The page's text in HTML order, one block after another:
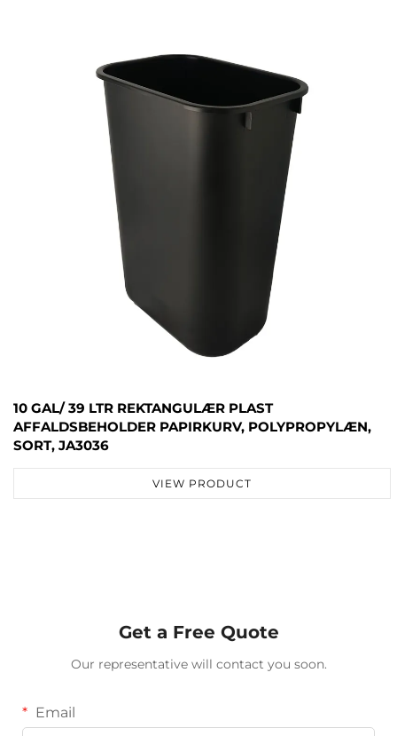
10 GAL/ 39 LTR REKTANGULÆR PLAST
AFFALDSBEHOLDER PAPIRKURV, POLYPROPYLÆN,
SORT, JA3036
VIEW PRODUCT
Get a Free Quote
Our representative will contact you soon.
Email